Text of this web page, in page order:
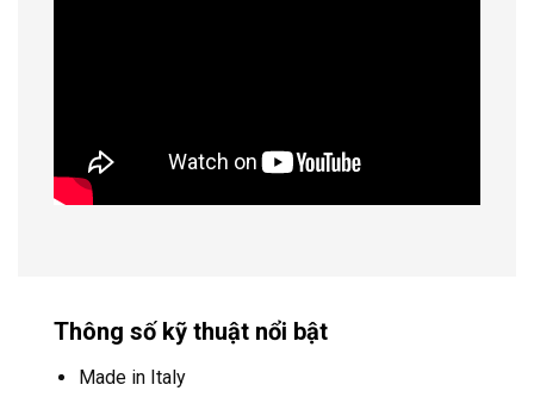
Thông số kỹ thuật nổi bật
Made in Italy